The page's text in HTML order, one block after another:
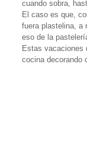
cuando sobra,
El caso es que,
fuera plastelina, a
eso de la
Estas vacaciones
cocina decorando